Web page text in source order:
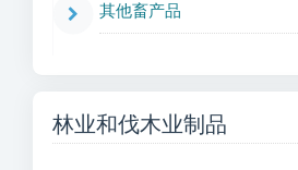
其他畜产品
林业和伐木业制品